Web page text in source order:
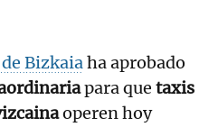
Bizkaiaha aprobado
para que taxis
operen hoy